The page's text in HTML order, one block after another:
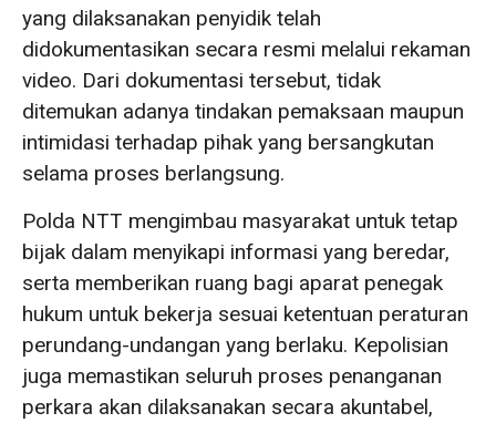
yang dilaksanakan penyidik telah
didokumentasikan secara resmi melalui rekaman
video. Dari dokumentasi tersebut, tidak
ditemukan adanya tindakan pemaksaan maupun
intimidasi terhadap pihak yang bersangkutan
selama proses berlangsung.
Polda NTT mengimbau masyarakat untuk tetap
bijak dalam menyikapi informasi yang beredar,
serta memberikan ruang bagi aparat penegak
hukum untuk bekerja sesuai ketentuan peraturan
perundang-undangan yang berlaku. Kepolisian
juga memastikan seluruh proses penanganan
perkara akan dilaksanakan secara akuntabel,